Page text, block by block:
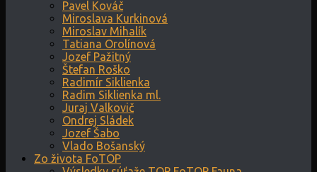
Pavel Kováč
Miroslava Kurkinová
Miroslav Mihalík
Tatiana Orolínová
Jozef Pažitný
Štefan Roško
Radimír Siklienka
Radim Siklienka ml.
Juraj Valkovič
Ondrej Sládek
Jozef Šabo
Vlado Bošanský
Zo života FoTOP